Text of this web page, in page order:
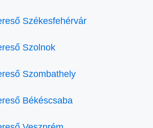
Székesfehérvár
Szolnok
Szombathely
Békéscsaba